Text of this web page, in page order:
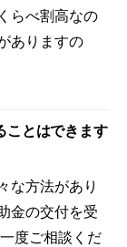
らべ割高なの
ありますの
ことはできます
な方法があり
金の交付を受
度ご相談くだ